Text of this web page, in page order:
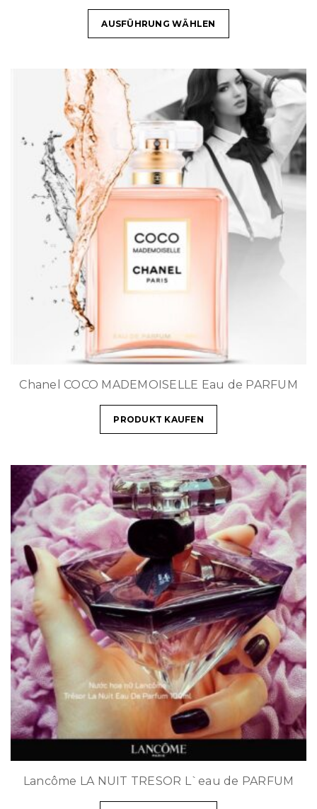
AUSFÜHRUNG WÄHLEN
Chanel COCO MADEMOISELLE Eau de PARFUM
PRODUKT KAUFEN
Lancôme LA NUIT TRESOR L`eau de PARFUM